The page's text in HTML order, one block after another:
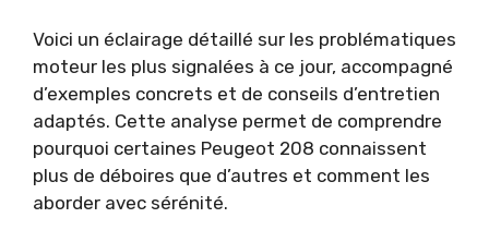
Voici un éclairage détaillé sur les problématiques
moteur les plus signalées à ce jour, accompagné
d’exemples concrets et de conseils d’entretien
adaptés. Cette analyse permet de comprendre
pourquoi certaines Peugeot 208 connaissent
plus de déboires que d’autres et comment les
aborder avec sérénité.